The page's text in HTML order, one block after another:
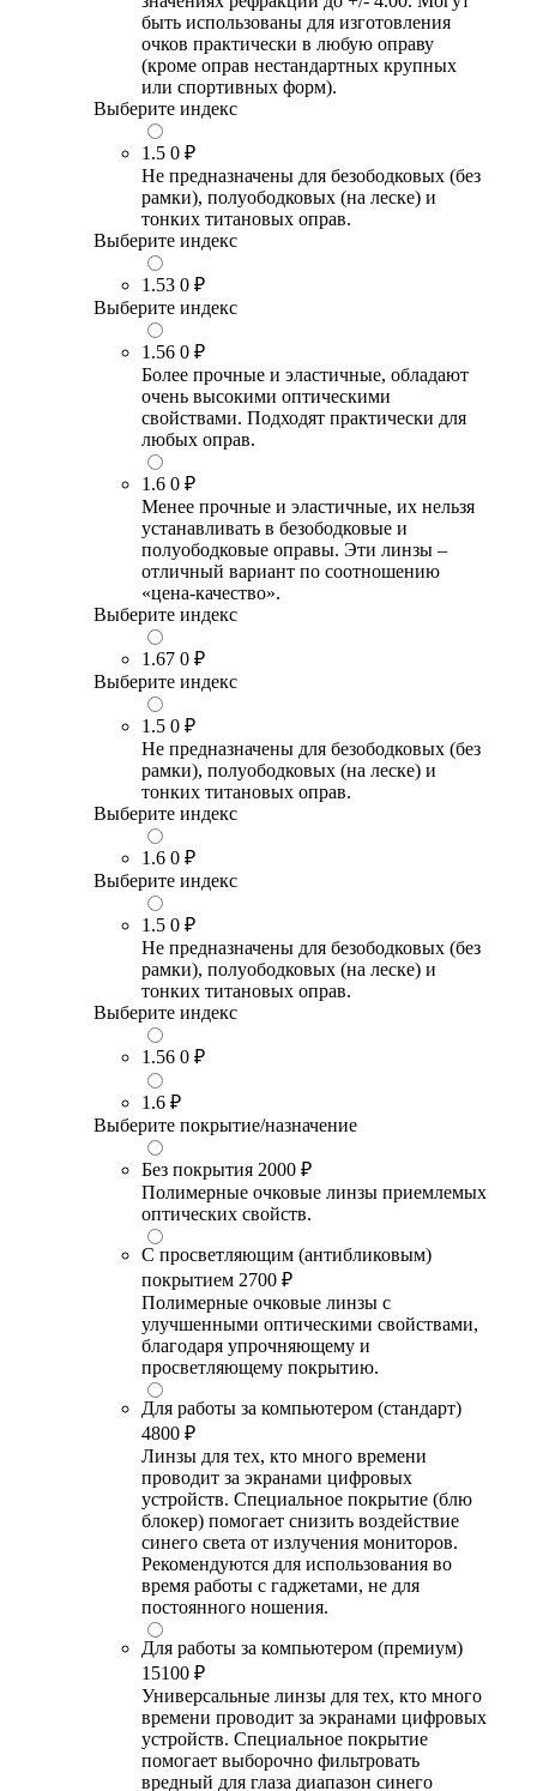
быть использованы для изготовления
очков практически в любую оправу
(кроме оправ нестандартных крупных
или спортивных форм).
Выберите индекс
1.5 0 ₽
Не предназначены для безободковых (без
рамки), полуободковых (на леске) и
тонких титановых оправ.
Выберите индекс
1.53 0 ₽
Выберите индекс
1.56 0 ₽
Более прочные и эластичные, обладают
очень высокими оптическими
свойствами. Подходят практически для
любых оправ.
1.6 0 ₽
Менее прочные и эластичные, их нельзя
устанавливать в безободковые и
полуободковые оправы. Эти линзы –
отличный вариант по соотношению
«цена-качество».
Выберите индекс
1.67 0 ₽
Выберите индекс
1.5 0 ₽
Не предназначены для безободковых (без
рамки), полуободковых (на леске) и
тонких титановых оправ.
Выберите индекс
1.6 0 ₽
Выберите индекс
1.5 0 ₽
Не предназначены для безободковых (без
рамки), полуободковых (на леске) и
тонких титановых оправ.
Выберите индекс
1.56 0 ₽
1.6 ₽
Выберите покрытие/назначение
Без покрытия 2000 ₽
Полимерные очковые линзы приемлемых
оптических свойств.
С просветляющим (антибликовым)
покрытием 2700 ₽
Полимерные очковые линзы с
улучшенными оптическими свойствами,
благодаря упрочняющему и
просветляющему покрытию.
Для работы за компьютером (стандарт)
4800 ₽
Линзы для тех, кто много времени
проводит за экранами цифровых
устройств. Специальное покрытие (блю
блокер) помогает снизить воздействие
синего света от излучения мониторов.
Рекомендуются для использования во
время работы с гаджетами, не для
постоянного ношения.
Для работы за компьютером (премиум)
15100 ₽
Универсальные линзы для тех, кто много
времени проводит за экранами цифровых
устройств. Специальное покрытие
помогает выборочно фильтровать
вредный для глаза диапазон синего